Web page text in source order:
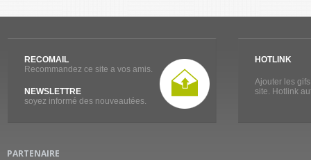
RECOMAIL
Recommandez ce site a vos amis.
NEWSLETTRE
soyez informé des nouveautées.
HOTLINK
Ajouter les
site. Hotlink
PARTENAIRE